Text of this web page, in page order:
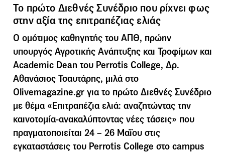
Το πρώτο Διεθνές Συνέδριο που ρίχνει φως
στην αξία της επιτραπέζιας ελιάς
Ο ομότιμος καθηγητής του ΑΠΘ, πρώην
υπουργός Αγροτικής Ανάπτυξης και Τροφίμων και
Academic Dean του Perrotis College, Δρ.
Αθανάσιος Τσαυτάρης, μιλά στο
Olivemagazine.gr για το πρώτο Διεθνές Συνέδριο
με θέμα «Επιτραπέζια ελιά: αναζητώντας την
καινοτομία-ανακαλύπτοντας νέες τάσεις» που
πραγματοποιείται 24 – 26 Μαΐου στις
εγκαταστάσεις του Perrotis College στο campus